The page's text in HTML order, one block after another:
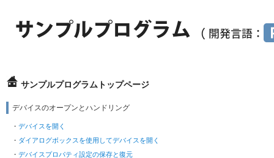
サンプルプログラムトップページ
デバイスのオープンとハンドリング
デバイスを開く
ダイアログボックスを使用してデバイスを開く
デバイスプロパティ設定の保存と復元